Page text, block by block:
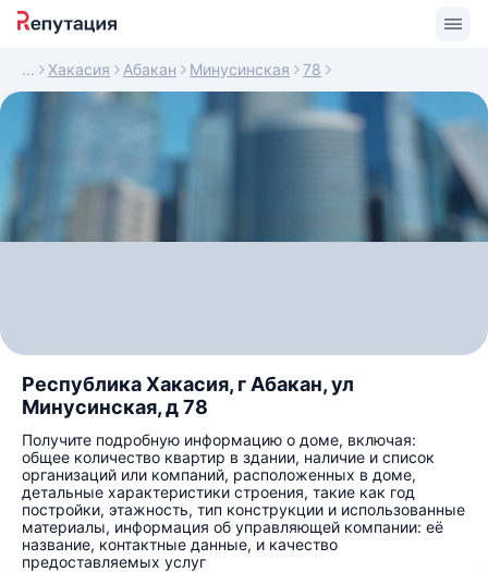
Хакасия Абакан Минусинская 78
Республика Хакасия, г Абакан, ул
Минусинская, д 78
Получите подробную информацию о доме, включая:
общее количество квартир в здании, наличие и список
организаций или компаний, расположенных в доме,
детальные характеристики строения, такие как год
постройки, этажность, тип конструкции и использованные
материалы, информация об управляющей компании: её
название, контактные данные, и качество
предоставляемых услуг